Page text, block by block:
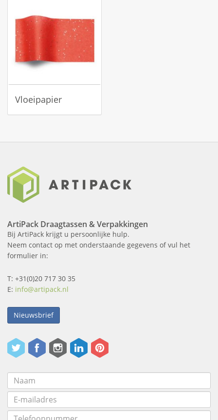
Vloeipapier
ArtiPack Draagtassen & Verpakkingen
Bij ArtiPack krijgt u persoonlijke hulp.
Neem contact op met onderstaande gegevens of vul het
formulier in:
T: +31(0)20 717 30 35
E: info@artipack.nl
Nieuwsbrief